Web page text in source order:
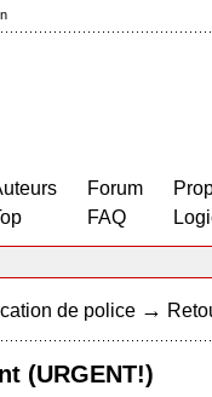
Forum
FAQ
de police →
(URGENT!)